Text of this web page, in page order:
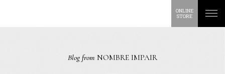
ONLINE
STORE
Blog from NOMBRE IMPAIR